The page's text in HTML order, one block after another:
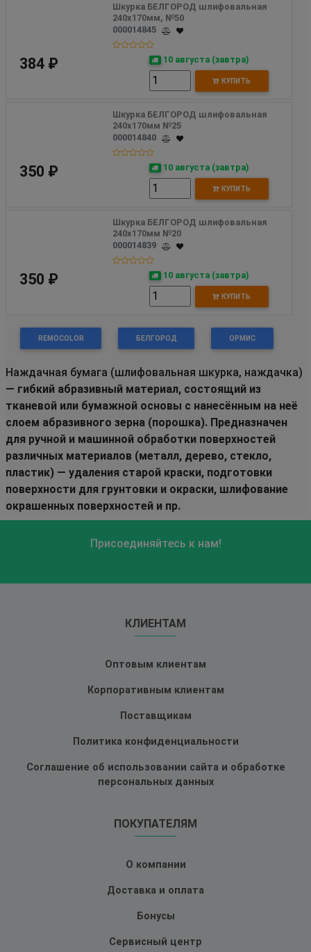
Шкурка БЕЛГОРОД шлифовальная
240х170мм, №50
000014845
384 ₽ 10 августа (завтра)
КУПИТЬ
Шкурка БЕЛГОРОД шлифовальная
240х170мм №25
000014840
350 ₽ 10 августа (завтра)
КУПИТЬ
Шкурка БЕЛГОРОД шлифовальная
240х170мм №20
000014839
350 ₽ 10 августа (завтра)
КУПИТЬ
REMOCOLOR БЕЛГОРОД ОРМИС
Наждачная бумага (шлифовальная шкурка, наждачка)
— гибкий абразивный материал, состоящий из
тканевой или бумажной основы с нанесённым на неё
слоем абразивного зерна (порошка). Предназначен
для ручной и машинной обработки поверхностей
различных материалов (металл, дерево, стекло,
пластик) — удаления старой краски, подготовки
поверхности для грунтовки и окраски, шлифование
окрашенных поверхностей и пр.
Присоединяйтесь к нам!
КЛИЕНТАМ
Оптовым клиентам
Корпоративным клиентам
Поставщикам
Политика конфиденциальности
Соглашение об использовании сайта и обработке
персональных данных
ПОКУПАТЕЛЯМ
О компании
Доставка и оплата
Бонусы
Сервисный центр